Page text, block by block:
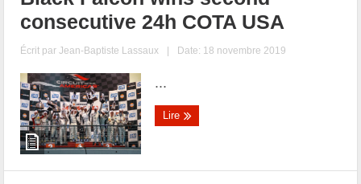
consecutive 24h COTA USA
Écrit parJean-Baptiste Lassaux | Date: 18 novembre 2019
...
Lire